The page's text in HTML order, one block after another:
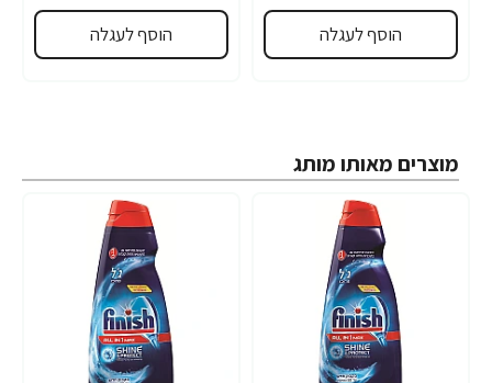
הוסף לעגלה הוסף לעגלה
מוצרים מאותו מותג